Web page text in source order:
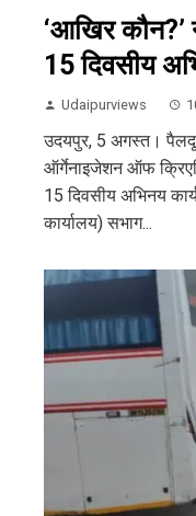
‘आखिर
15 दिवसीय
Udaipurviews
उदयपुर, 5 अगस्त।
ऑर्गेनाइजेशन ऑफ
15 दिवसीय अभिनय
कार्यालय) सभाग...